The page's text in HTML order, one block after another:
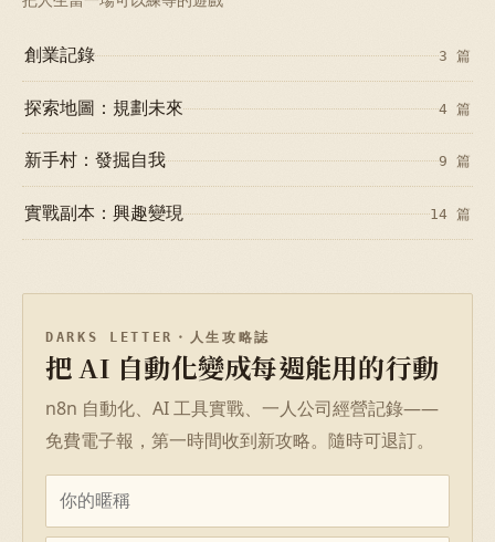
創業記錄 3 篇
探索地圖：規劃未來 4 篇
新手村：發掘自我 9 篇
實戰副本：興趣變現 14 篇
DARKS LETTER・人生攻略誌
把 AI 自動化變成每週能用的行動
n8n 自動化、AI 工具實戰、一人公司經營記錄——
免費電子報，第一時間收到新攻略。隨時可退訂。
名字
Email